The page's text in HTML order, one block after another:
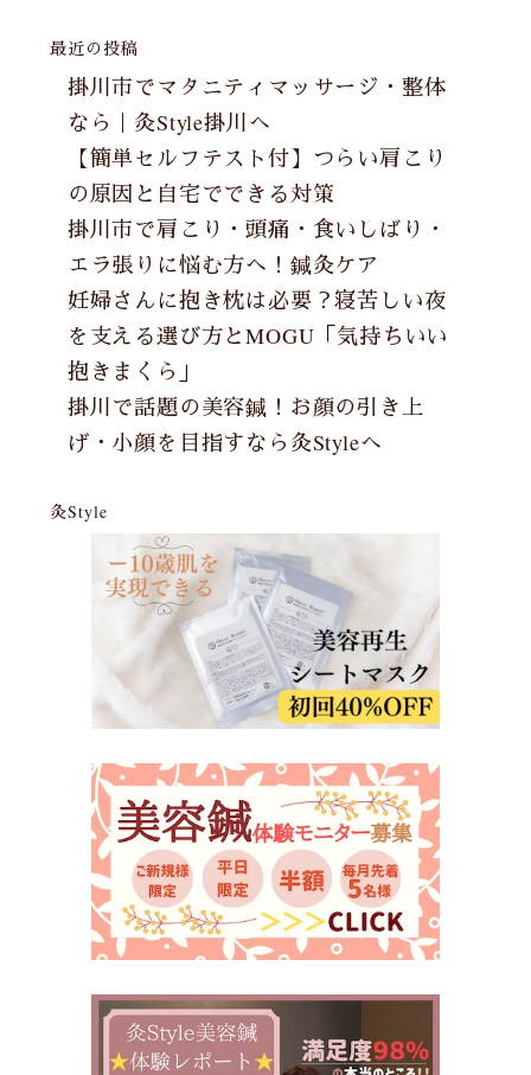
最近の投稿
掛川市でマタニティマッサージ・整体
なら｜灸Style掛川へ
【簡単セルフテスト付】つらい肩こり
の原因と自宅でできる対策
掛川市で肩こり・頭痛・食いしばり・
エラ張りに悩む方へ！鍼灸ケア
妊婦さんに抱き枕は必要？寝苦しい夜
を支える選び方とMOGU「気持ちいい
抱きまくら」
掛川で話題の美容鍼！お顔の引き上
げ・小顔を目指すなら灸Styleへ
灸Style